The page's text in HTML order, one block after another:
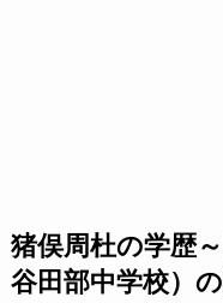
猪俣周杜の学歴
谷田部中学校）